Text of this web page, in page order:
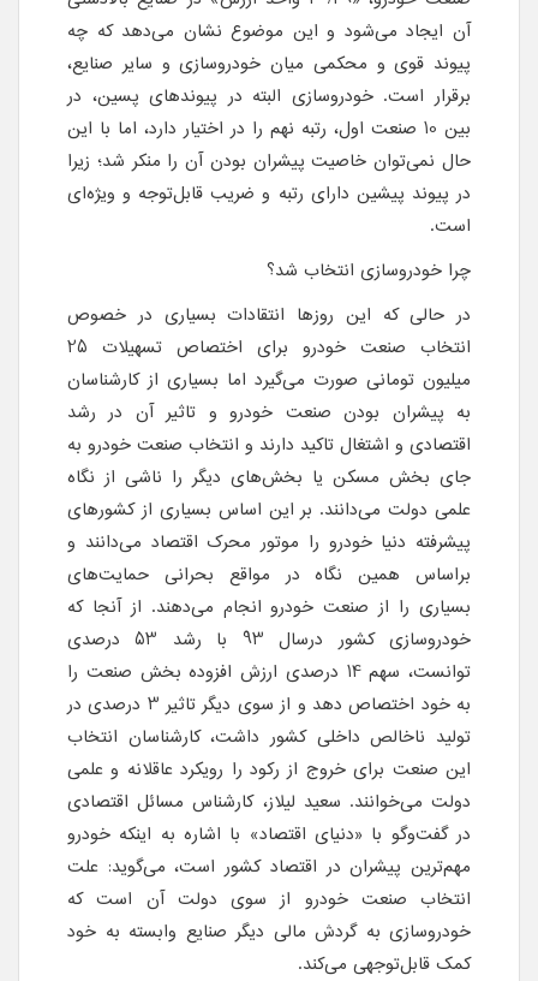
آن ایجاد می‌شود و این موضوع نشان می‌دهد که چه
پیوند قوی و محکمی میان خودروسازی و سایر صنایع،
برقرار است. خودروسازی البته در پیوندهای پسین، در
بین 10 صنعت اول، رتبه نهم را در اختیار دارد، اما با این
حال نمی‌توان خاصیت پیشران بودن آن را منکر شد؛ زیرا
در پیوند پیشین دارای رتبه و ضریب قابل‌توجه و ویژه‌ای
است.
چرا خودروسازی انتخاب شد؟
در حالی که این روزها انتقادات بسیاری در خصوص
انتخاب صنعت خودرو برای اختصاص تسهیلات 25
میلیون تومانی صورت می‌گیرد اما بسیاری از کارشناسان
به پیشران بودن صنعت خودرو و تاثیر آن در رشد
اقتصادی و اشتغال تاکید دارند و انتخاب صنعت خودرو به
جای بخش مسکن یا بخش‌های دیگر را ناشی از نگاه
علمی دولت می‌دانند. بر این اساس بسیاری از کشورهای
پیشرفته دنیا خودرو را موتور محرک اقتصاد می‌دانند و
بر‌اساس همین نگاه در مواقع بحرانی حمایت‌های
بسیاری را از صنعت خودرو انجام می‌دهند. از آنجا که
خودروسازی کشور درسال 93 با رشد 53 درصدی
توانست، سهم 14 درصدی ارزش افزوده بخش صنعت را
به خود اختصاص دهد و از سوی دیگر تاثیر 3 درصدی در
تولید ناخالص داخلی کشور داشت، کارشناسان انتخاب
این صنعت برای خروج از رکود را رویکرد عاقلانه و علمی
دولت می‌خوانند. سعید لیلاز، کارشناس مسائل اقتصادی
در گفت‌وگو با «دنیای اقتصاد» با اشاره به اینکه خودرو
مهم‌ترین پیشران در اقتصاد کشور است، می‌گوید: علت
انتخاب صنعت خودرو از سوی دولت آن است که
خودروسازی به گردش مالی دیگر صنایع وابسته به خود
کمک قابل‌توجهی می‌کند.